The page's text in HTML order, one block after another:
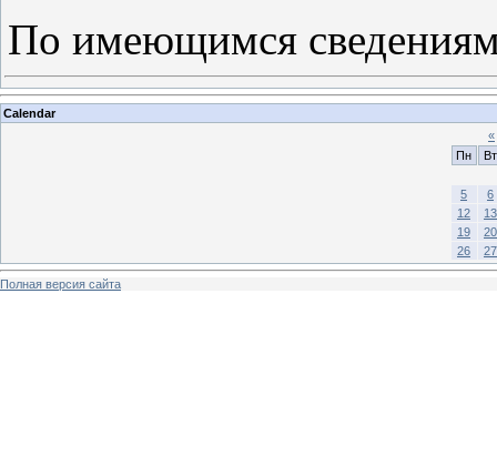
По имеющимся
Calendar
«
Пн
Вт
5
6
12
13
19
20
26
27
Полная версия сайта